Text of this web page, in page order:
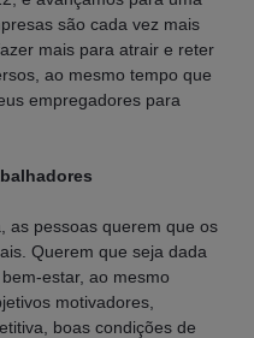
são cada vez mais
mais para atrair e reter
ao mesmo tempo que
empregadores para
as pessoas querem que os
Querem que seja dada
estar, ao mesmo
motivadores,
boas condições de